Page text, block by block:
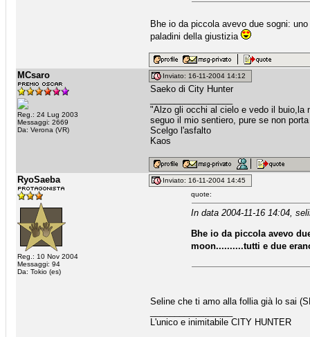
Bhe io da piccola avevo due sogni:
paladini della giustizia
MCsaro
Reg.: 24 Lug 2003
Messaggi: 2669
Da: Verona (VR)
Inviato: 16-11-2004 14:12
Saeko di City Hunter
"Alzo gli occhi al cielo e vedo il buio,la
seguo il mio sentiero, pure se non
Scelgo l'asfalto
Kaos
RyoSaeba
Reg.: 10 Nov 2004
Messaggi: 94
Da: Tokio (es)
Inviato: 16-11-2004 14:45
quote:
In data 2004-11-16 14:04,
Bhe io da piccola avevo
moon..........tutti e due
Seline che ti amo alla follia già lo sai
L'unico e inimitabile CITY HUNTER